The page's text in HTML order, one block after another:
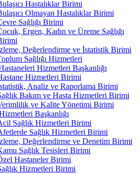
Hastalıklar Birimi
Olmayan Hastalıklar Birimi
Sağlığı Birimi
Ergen, Kadın ve Üreme Sağlığı
Değerlendirme ve İstatistik Birimi
Sağlığı Hizmetleri
Hizmetleri Başkanlığı
Hizmetleri Birimi
Analiz ve Raporlama Birimi
Bakım ve Hasta Hizmetleri Birimi
ve Kalite Yönetimi Birimi
Başkanlığı
Sağlık Hizmetleri Birimi
Sağlık Hizmetleri Birimi
Değerlendirme ve Denetim Birimi
Sağlık Tesisleri Birimi
Hastaneler Birimi
Hizmetleri Birimi